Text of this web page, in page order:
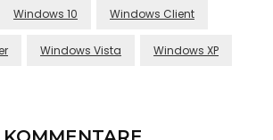
Windows 10 Windows Client
Windows Vista Windows XP